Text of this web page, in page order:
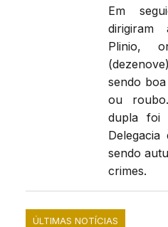
Em
Plinio,
sendo
ou
dupla foi
Delegacia
sendo
crimes.
ÚLTIMAS NOTÍCIAS